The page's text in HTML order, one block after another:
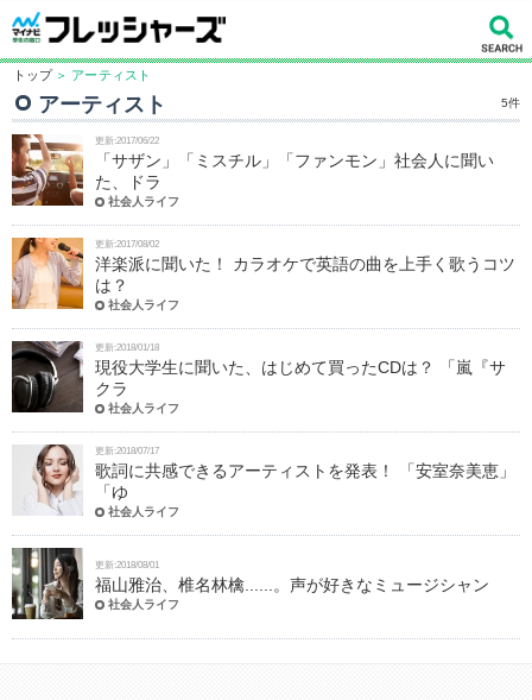
トップ ＞ アーティスト
アーティスト 5件
更新:2017/06/22
「サザン」「ミスチル」「ファンモン」社会人に聞い
た、ドラ
社会人ライフ
更新:2017/08/02
洋楽派に聞いた！ カラオケで英語の曲を上手く歌うコツ
は？
社会人ライフ
更新:2018/01/18
現役大学生に聞いた、はじめて買ったCDは？ 「嵐『サ
クラ
社会人ライフ
更新:2018/07/17
歌詞に共感できるアーティストを発表！ 「安室奈美恵」
「ゆ
社会人ライフ
更新:2018/08/01
福山雅治、椎名林檎......。声が好きなミュージシャン
社会人ライフ